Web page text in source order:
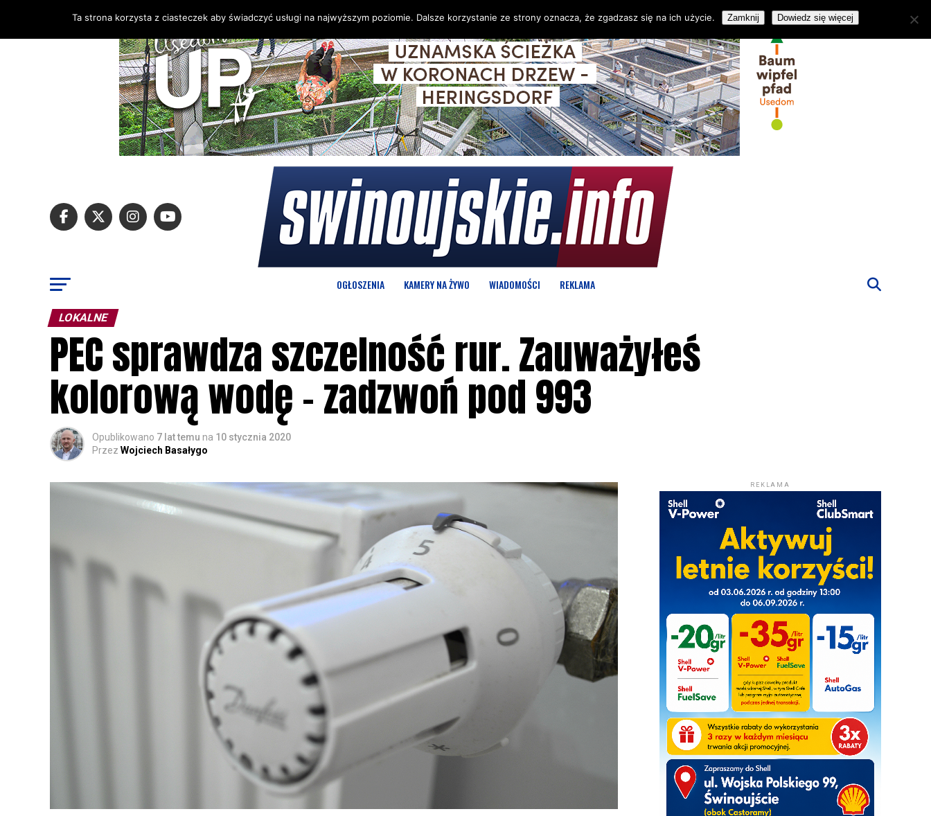
OGŁOSZENIA KAMERY NA ŻYWO WIADOMOŚCI REKLAMA
LOKALNE
PEC sprawdza szczelność rur. Zauważyłeś
kolorową wodę – zadzwoń pod 993
Opublikowano 7 lat temu na 10 stycznia 2020
Przez Wojciech Basałygo
REKLAMA
Ta strona korzysta z ciasteczek aby świadczyć usługi na najwyższym poziomie. Dalsze korzystanie ze strony oznacza, że zgadzasz się na ich użycie. Zamknij Dowiedz się więcej